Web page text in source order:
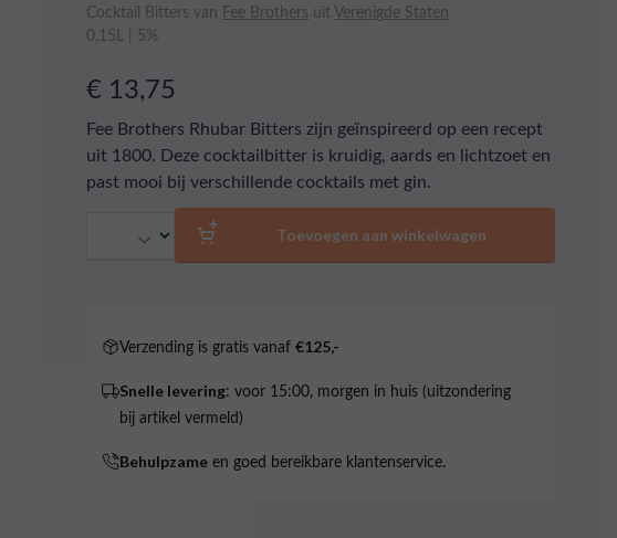
Cocktail Bitters van Fee Brothers uitVerenigde Staten
0,15L | 5%
€ 13,75
Fee Brothers Rhubar Bitters zijn geïnspireerd op een recept
uit 1800. Deze cocktailbitter is kruidig, aards en lichtzoet en
past mooi bij verschillende cocktails met gin.
Toevoegen aan winkelwagen
Verzending is gratis vanaf€125,-
Snelle levering: voor 15:00, morgen in huis (uitzondering
bij artikel vermeld)
Behulpzame en goed bereikbare klantenservice.